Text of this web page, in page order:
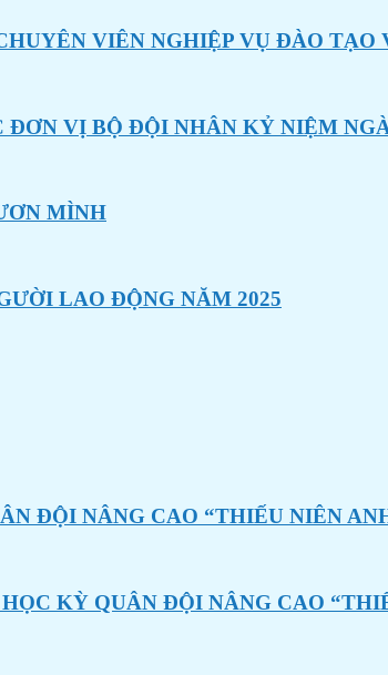
VIÊN NGHIỆP VỤ ĐÀO TẠO
ĐƠN VỊ BỘ ĐỘI NHÂN KỶ NIỆM
MÌNH
LAO ĐỘNG NĂM 2025
ĐỘI NÂNG CAO “THIẾU NIÊN
KỲ QUÂN ĐỘI NÂNG CAO